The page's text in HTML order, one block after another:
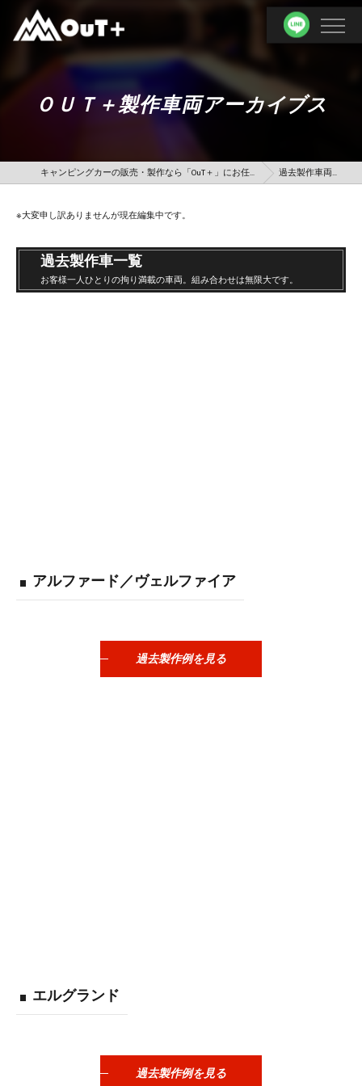
ＯＵＴ＋製作車両アーカイブス
キャンピングカーの販売・製作なら「OuT＋」にお任せ！ 過去製作車両一覧
※大変申し訳ありませんが現在編集中です。
過去製作車一覧
お客様一人ひとりの拘り満載の車両。組み合わせは無限大です。
アルファード／ヴェルファイア
過去製作例を見る
エルグランド
過去製作例を見る